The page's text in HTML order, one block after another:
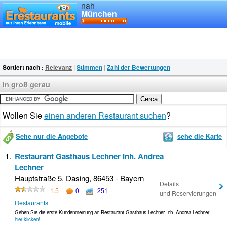
nah
München
Sortiert nach : Relevanz | Stimmen | Zahl der Bewertungen
in groß gerau
Wollen Sieeinen anderen Restaurant suchen?
Sehe nur die Angebote sehe die Karte
1. Restaurant Gasthaus Lechner Inh. Andrea
Lechner
Hauptstraße 5, Dasing, 86453 - Bayern
1.5 0
251
Restaurants
Details
und Reservierungen
Geben Sie die erste Kundenmeinung an Restaurant Gasthaus Lechner Inh. Andrea Lechner!
hier klicken!